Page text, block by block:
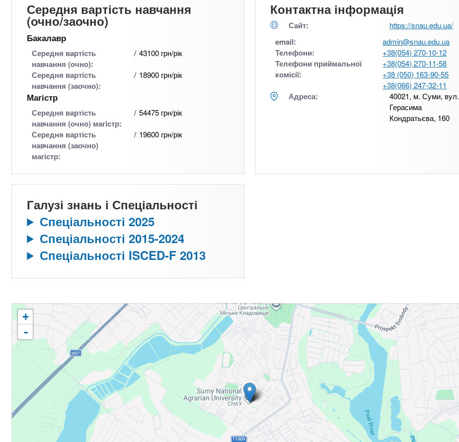
Середня вартість навчання
(очно/заочно)
Бакалавр
Середня вартість
навчання (очно):
43100 грн/рік
Середня вартість
навчання (заочно):
18900 грн/рік
Магістр
Середня вартість
навчання (очно) магістр:
54475 грн/рік
Середня вартість
навчання (заочно)
магістр:
19600 грн/рік
Контактна інформація
Сайт: https://snau.edu.ua/
email: admin@snau.edu.ua
Телефони: +38(054) 270-10-12
Телефони приймальної
комісії:
+38(054) 270-11-58
+38 (050) 163-90-55
+38(066) 247-32-11
Адреса:
40021, м. Суми, вул.
Герасима
Кондратьєва, 160
Галузі знань і Спеціальності
Спеціальності 2025
Спеціальності 2015-2024
Спеціальності ISCED-F 2013
+
-